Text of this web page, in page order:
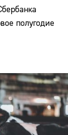
полугодие